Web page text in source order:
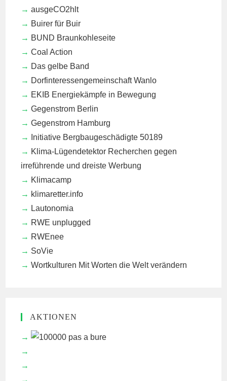
ausgeCO2hlt
Buirer für Buir
BUND Braunkohleseite
Coal Action
Das gelbe Band
Dorfinteressengemeinschaft Wanlo
EKIB Energiekämpfe in Bewegung
Gegenstrom Berlin
Gegenstrom Hamburg
Initiative Bergbaugeschädigte 50189
Klima-Lügendetektor Recherchen gegen
irreführende und dreiste Werbung
Klimacamp
klimaretter.info
Lautonomia
RWE unplugged
RWEnee
SoVie
Wortkulturen Mit Worten die Welt verändern
AKTIONEN